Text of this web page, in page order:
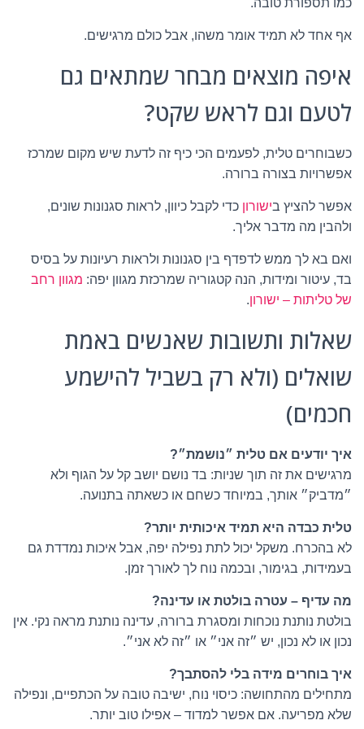
כמו תספורת טובה.
אף אחד לא תמיד אומר משהו, אבל כולם מרגישים.
איפה מוצאים מבחר שמתאים גם
לטעם וגם לראש שקט?
כשבוחרים טלית, לפעמים הכי כיף זה לדעת שיש מקום שמרכז
אפשרויות בצורה ברורה.
אפשר להציץ בישורון כדי לקבל כיוון, לראות סגנונות שונים,
ולהבין מה מדבר אליך.
ואם בא לך ממש לדפדף בין סגנונות ולראות רעיונות על בסיס
בד, עיטור ומידות, הנה קטגוריה שמרכזת מגוון יפה: מגוון רחב
של טליתות – ישורון.
שאלות ותשובות שאנשים באמת
שואלים (ולא רק בשביל להישמע
חכמים)
איך יודעים אם טלית ״נושמת״?
מרגישים את זה תוך שניות: בד נושם יושב קל על הגוף ולא
״מדביק״ אותך, במיוחד כשחם או כשאתה בתנועה.
טלית כבדה היא תמיד איכותית יותר?
לא בהכרח. משקל יכול לתת נפילה יפה, אבל איכות נמדדת גם
בעמידות, בגימור, ובכמה נוח לך לאורך זמן.
מה עדיף – עטרה בולטת או עדינה?
בולטת נותנת נוכחות ומסגרת ברורה, עדינה נותנת מראה נקי. אין
נכון או לא נכון, יש ״זה אני״ או ״זה לא אני״.
איך בוחרים מידה בלי להסתבך?
מתחילים מהתחושה: כיסוי נוח, ישיבה טובה על הכתפיים, ונפילה
שלא מפריעה. אם אפשר למדוד – אפילו טוב יותר.